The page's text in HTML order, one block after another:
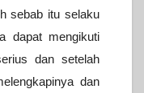
sebab itu selaku
dapat mengikuti
dan setelah
dan